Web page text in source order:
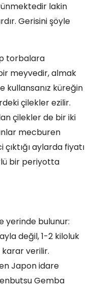
lakin
Gerisini şöyle
torbalara
meyvedir, almak
kullansanız küreğin
çilekler ezilir.
çilekler de bir iki
mecburen
çıktığı aylarda fiyatı
bir periyotta
yerinde bulunur:
değil, 1-2 kiloluk
verilir.
Japon idare
Gemba